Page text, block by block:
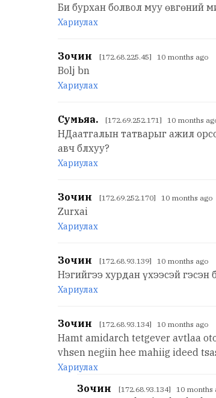
Би бурхан болвол муу өвгөний
Хариулах
Зочин [172.68.225.45] 10 months ago
Bolj bn
Хариулах
Сумьяа. [172.69.252.171] 10 months
НДаатгалын татварыг ажил
авч блхуу?
Хариулах
Зочин [172.69.252.170] 10 months ago
Zurxai
Хариулах
Зочин [172.68.93.139] 10 months ago
Нэгийгээ хурдан үхээсэй
Хариулах
Зочин [172.68.93.134] 10 months ago
Hamt amidarch tetgever avtlaa
vhsen negiin hee mahiig ideed
Хариулах
Зочин [172.68.93.134] 10 months